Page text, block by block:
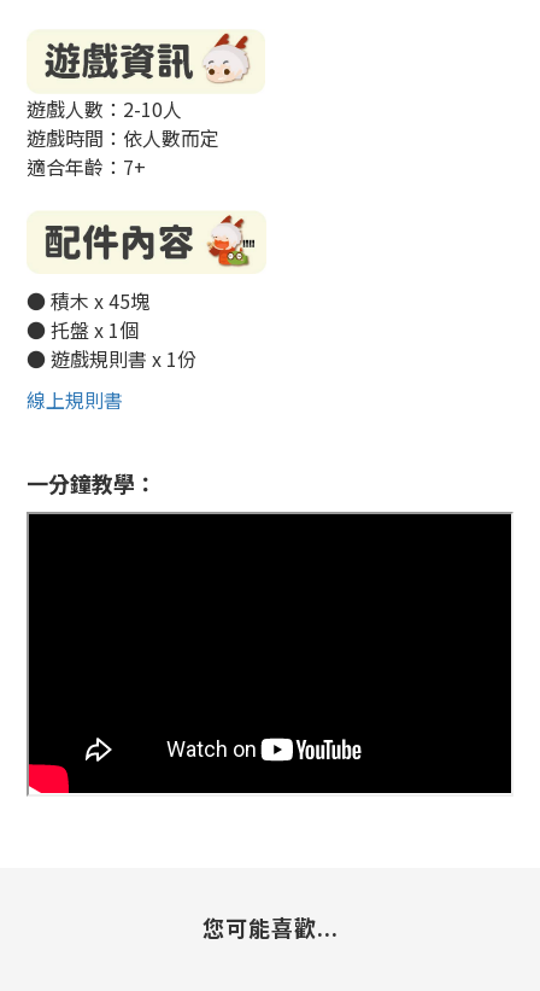
遊戲人數：2-10人
遊戲時間：依人數而定
適合年齡：7+
● 積木 x 45塊
● 托盤 x 1個
● 遊戲規則書 x 1份
線上規則書
一分鐘教學：
您可能喜歡...